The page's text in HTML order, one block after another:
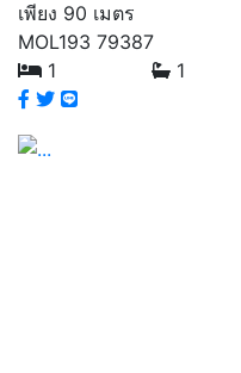
เพียง 90 เมตร
MOL193 79387
1
1